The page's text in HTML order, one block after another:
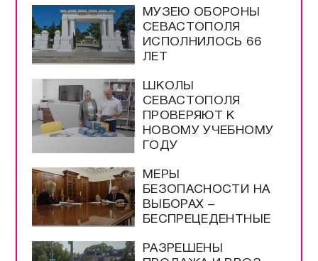
МУЗЕЮ ОБОРОНЫ
СЕВАСТОПОЛЯ
ИСПОЛНИЛОСЬ 66
ЛЕТ
ШКОЛЫ
СЕВАСТОПОЛЯ
ПРОВЕРЯЮТ К
НОВОМУ УЧЕБНОМУ
ГОДУ
МЕРЫ
БЕЗОПАСНОСТИ НА
ВЫБОРАХ –
БЕСПРЕЦЕДЕНТНЫЕ
РАЗРЕШЕНЫ